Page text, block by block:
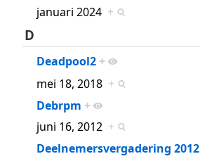
januari 2024 +
D
Deadpool2 +
mei 18, 2018 +
Debrpm +
juni 16, 2012 +
Deelnemersvergadering 2012